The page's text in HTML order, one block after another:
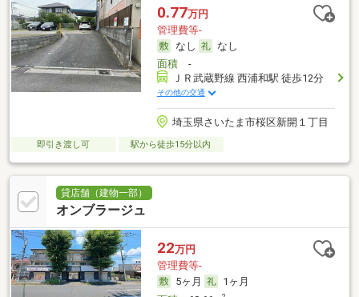
0.77万円
管理費等-
なし
なし
面積-
ＪＲ武蔵野線 西浦和駅 徒歩12分
その他の交通
埼玉県さいたま市桜区新開１丁目
即引き渡し可 駅から徒歩15分以内
貸店舗（建物一部）
オンブラージュ
22万円
管理費等-
5ヶ月
1ヶ月